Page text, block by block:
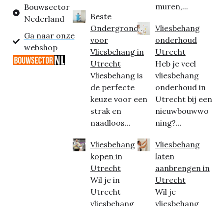
Bouwsector
Nederland
Ga naar onze
webshop
Beste
Ondergrond
voor
Vliesbehang in
Utrecht
Vliesbehang is
de perfecte
keuze voor een
strak en
naadloos...
Vliesbehang
kopen in
Utrecht
Wil je in
Utrecht
vliesbehang
muren,...
Vliesbehang
onderhoud
Utrecht
Heb je veel
vliesbehang
onderhoud in
Utrecht bij een
nieuwbouwwo
ning?...
Vliesbehang
laten
aanbrengen in
Utrecht
Wil je
vliesbehang